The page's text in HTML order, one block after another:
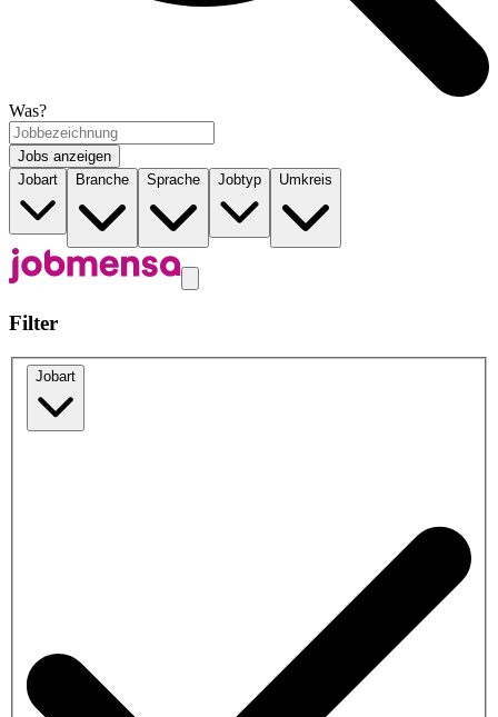
Was?
Jobs anzeigen
Jobart
Branche Sprache Jobtyp Umkreis
Filter
Jobart